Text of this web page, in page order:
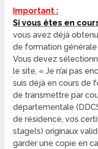
Important :
Si vous êtes en
vous avez déjà
de formation générale
Vous devez
le site, « Je n’ai pas
suis déjà en cours de
de transmettre par
départementale
de résidence, vos
stage(s) originaux
garder une copie en